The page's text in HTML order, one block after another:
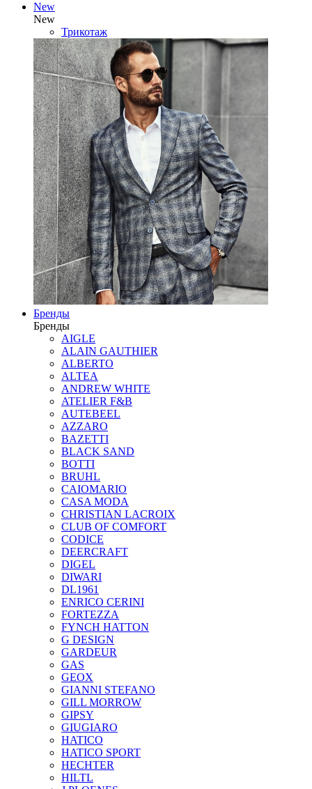
New
New
Трикотаж
Бренды
Бренды
AIGLE
ALAIN GAUTHIER
ALBERTO
ALTEA
ANDREW WHITE
ATELIER F&B
AUTEBEEL
AZZARO
BAZETTI
BLACK SAND
BOTTI
BRUHL
CAIOMARIO
CASA MODA
CHRISTIAN LACROIX
CLUB OF COMFORT
CODICE
DEERCRAFT
DIGEL
DIWARI
DL1961
ENRICO CERINI
FORTEZZA
FYNCH HATTON
G DESIGN
GARDEUR
GAS
GEOX
GIANNI STEFANO
GILL MORROW
GIPSY
GIUGIARO
HATICO
HATICO SPORT
HECHTER
HILTL